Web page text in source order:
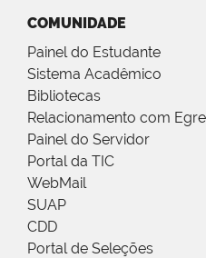
COMUNIDADE
Painel do Estudante
Sistema Acadêmico
Bibliotecas
Relacionamento com
Painel do Servidor
Portal da TIC
WebMail
SUAP
CDD
Portal de Seleções